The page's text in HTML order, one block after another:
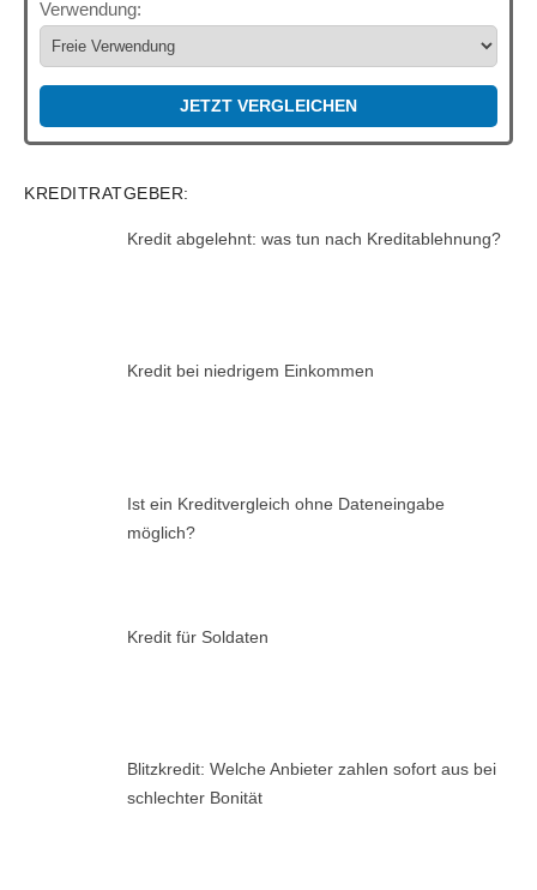
Verwendung:
JETZT VERGLEICHEN
KREDITRATGEBER:
Kredit abgelehnt: was tun nach Kreditablehnung?
Kredit bei niedrigem Einkommen
Ist ein Kreditvergleich ohne Dateneingabe
möglich?
Kredit für Soldaten
Blitzkredit: Welche Anbieter zahlen sofort aus bei
schlechter Bonität